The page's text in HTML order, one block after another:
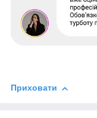
Приховати